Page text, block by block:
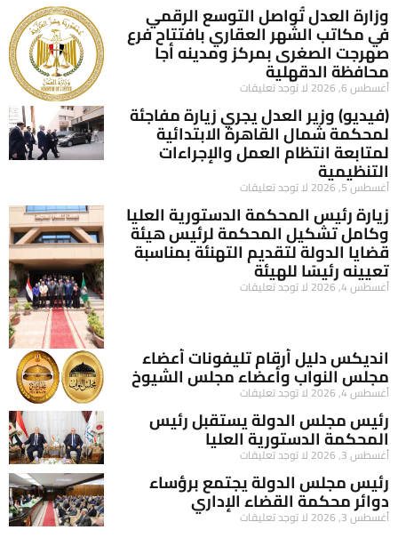
وزارة العدل تُواصل التوسع الرقمي
في مكاتب الشهر العقاري بافتتاح فرع
صهرجت الصغرى بمركز ومدينه أجا
محافظة الدقهلية
أغسطس 6, 2026 لا توجد تعليقات
(فيديو) وزير العدل يجري زيارة مفاجئة
لمحكمة شمال القاهرة الابتدائية
لمتابعة انتظام العمل والإجراءات
التنظيمية
أغسطس 5, 2026 لا توجد تعليقات
زيارة رئيس المحكمة الدستورية العليا
وكامل تشكيل المحكمة لرئيس هيئة
قضايا الدولة لتقديم التهنئة بمناسبة
تعيينه رئيسًا للهيئة
أغسطس 4, 2026 لا توجد تعليقات
انديكس دليل أرقام تليفونات أعضاء
مجلس النواب وأعضاء مجلس الشيوخ
أغسطس 4, 2026 لا توجد تعليقات
رئيس مجلس الدولة يستقبل رئيس
المحكمة الدستورية العليا
أغسطس 3, 2026 لا توجد تعليقات
رئيس مجلس الدولة يجتمع برؤساء
دوائر محكمة القضاء الإداري
أغسطس 3, 2026 لا توجد تعليقات